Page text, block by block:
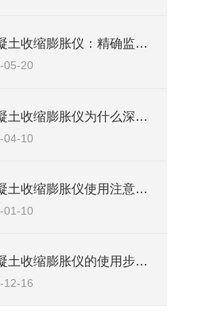
补偿混凝土收缩膨胀仪：精确监测，保障现代建筑之稳健
05-20
补偿混凝土收缩膨胀仪为什么深受建筑工程领域的青睐？
04-10
补偿混凝土收缩膨胀仪使用注意事项说明
01-10
补偿混凝土收缩膨胀仪的使用步骤，小白也能看懂
12-16